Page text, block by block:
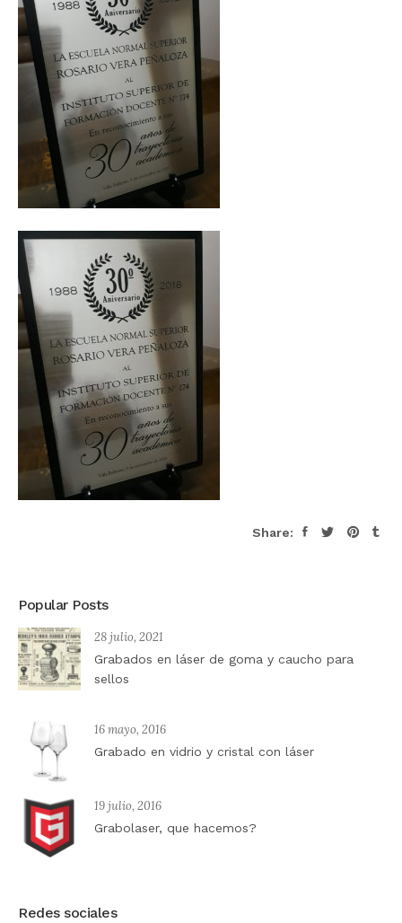
Share:
Popular Posts
28 julio, 2021
Grabados en láser de goma y caucho para
sellos
16 mayo, 2016
Grabado en vidrio y cristal con láser
19 julio, 2016
Grabolaser, que hacemos?
Redes sociales